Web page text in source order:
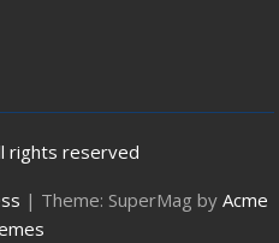
rights reserved
| Theme: SuperMag by Acme